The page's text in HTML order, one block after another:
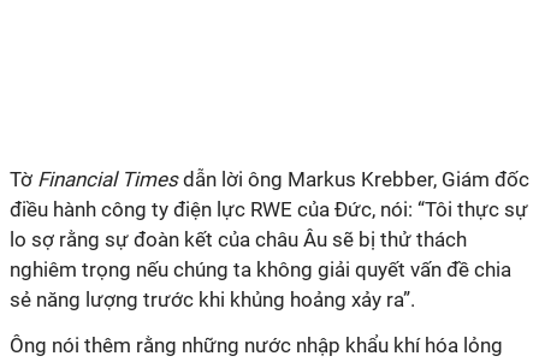
Tờ Financial Timesdẫn lời ông Markus Krebber, Giám đốc
điều hành công ty điện lực RWE của Đức, nói: “Tôi thực sự
lo sợ rằng sự đoàn kết của châu Âu sẽ bị thử thách
nghiêm trọng nếu chúng ta không giải quyết vấn đề chia
sẻ năng lượng trước khi khủng hoảng xảy ra”.
Ông nói thêm rằng những nước nhập khẩu khí hóa lỏng